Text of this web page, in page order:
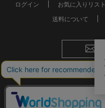
ログイン お気に入りリスト
送料について
会社概要